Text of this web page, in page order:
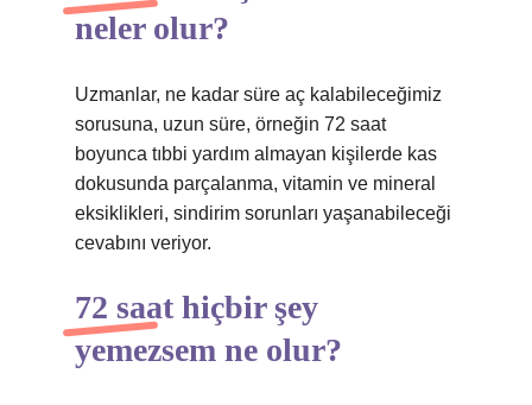
neler olur?
Uzmanlar, ne kadar süre aç kalabileceğimiz
sorusuna, uzun süre, örneğin 72 saat
boyunca tıbbi yardım almayan kişilerde kas
dokusunda parçalanma, vitamin ve mineral
eksiklikleri, sindirim sorunları yaşanabileceği
cevabını veriyor.
72 saat hiçbir şey
yemezsem ne olur?